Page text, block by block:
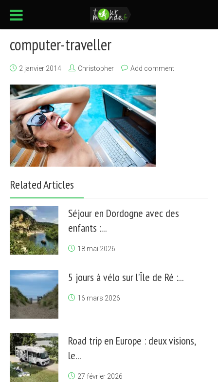
computer-traveller
2 janvier 2014 Christopher Add comment
Related Articles
Séjour en Dordogne avec des
enfants :...
18 mai 2026
5 jours à vélo sur l’Île de Ré :...
16 mars 2026
Road trip en Europe : deux visions,
le...
27 février 2026